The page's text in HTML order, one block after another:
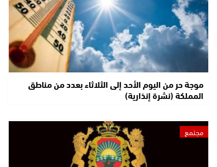
موجة حر من اليوم الأحد إلى الثلاثاء بعدد من مناطق
المملكة (نشرة إنذارية)
مجتمع